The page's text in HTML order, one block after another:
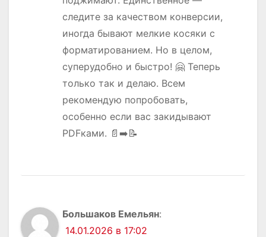
следите за качеством конверсии,
иногда бывают мелкие косяки с
форматированием. Но в целом,
суперудобно и быстро! 🤗 Теперь
только так и делаю. Всем
рекомендую попробовать,
особенно если вас закидывают
PDFками. 📄➡️📝
Большаков Емельян:
14.01.2026 в 17:02